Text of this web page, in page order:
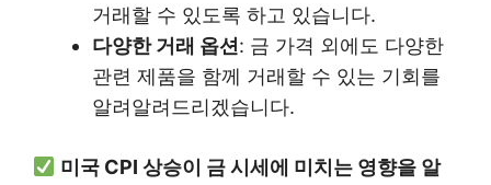
거래할 수 있도록 하고 있습니다.
다양한 거래 옵션 : 금 가격 외에도 다양한
관련 제품을 함께 거래할 수 있는 기회를
알려알려드리겠습니다.
미국 CPI 상승이 금 시세에 미치는 영향을 알